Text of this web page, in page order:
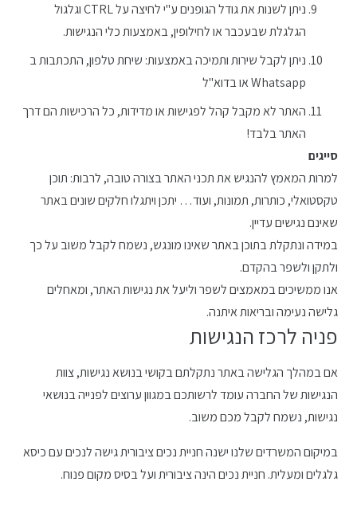
ניתן לשנות את גודל הגופנים ע"י לחיצה על CTRL וגלגול
הגלגלת שבעכבר או לחילופין, באמצעות כלי הנגישות.
ניתן לקבל שירות ותמיכה באמצעות: שיחת טלפון, התכתבות ב
Whatsapp או בדוא"ל
האתר לא מקבל קהל לפגישות או מדידות, כל הרכישות הם דרך
האתר בלבד!
סייגים
למרות המאמץ להנגיש את תכני האתר בצורה טובה, לרבות: תוכן
טקסטואלי, כותרות, תמונות, ועוד… יתכן ויתגלו חלקים שונים באתר
שאינם נגישים עדיין.
במידה ונתקלת בתוכן באתר שאינו מונגש, נשמח לקבל משוב על כך
ולתקן ולשפר בהקדם.
אנו ממשיכים במאמצים לשפר וליעל את נגישות האתר, ומאחלים
גלישה נעימה ובריאות איתנה.
פניה לרכז הנגישות
אם במהלך הגלישה באתר נתקלתם בקושי בנושא נגישות, צוות
הנגישות של החברה עומד לרשותכם במגוון ערוצים לפנייה בנושאי
נגישות, נשמח לקבל מכם משוב.
במיקום המשרדים שלנו ישנה חניית נכים ציבורית גישה לנכים עם כיסא
גלגלים ומעלית. חניית נכים הינה ציבורית ועל בסיס מקום פנוח.